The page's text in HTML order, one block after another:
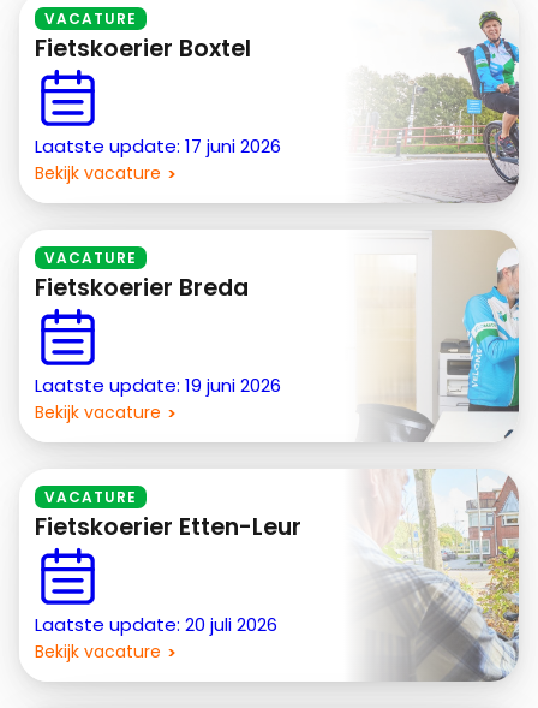
VACATURE
Fietskoerier Boxtel
Laatste update: 17 juni 2026
Bekijk vacature
VACATURE
Fietskoerier Breda
Laatste update: 19 juni 2026
Bekijk vacature
VACATURE
Fietskoerier Etten-Leur
Laatste update: 20 juli 2026
Bekijk vacature